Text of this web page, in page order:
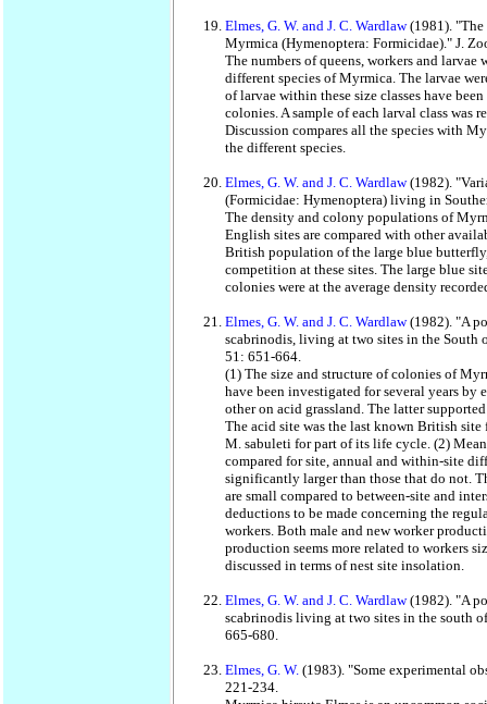
Elmes, G. W. and J. C. Wardlaw(1981).
Myrmica (Hymenoptera: Formicidae)." J.
The numbers of queens, workers and
different species of Myrmica. The larvae
of larvae within these size classes have
colonies. A sample of each larval class was
Discussion compares all the species with
the different species.
Elmes, G. W. and J. C. Wardlaw(1982).
(Formicidae: Hymenoptera) living in
The density and colony populations of
English sites are compared with other
British population of the large blue
competition at these sites. The large blue
colonies were at the average density
Elmes, G. W. and J. C. Wardlaw(1982). "A
scabrinodis, living at two sites in the South
51: 651-664.
(1) The size and structure of colonies of
have been investigated for several years by
other on acid grassland. The latter
The acid site was the last known British
M. sabuleti for part of its life cycle. (2)
compared for site, annual and within-site
significantly larger than those that do not.
are small compared to between-site and
deductions to be made concerning the
workers. Both male and new worker
production seems more related to workers
discussed in terms of nest site insolation.
Elmes, G. W. and J. C. Wardlaw(1982). "A
scabrinodis living at two sites in the south
665-680.
Elmes, G. W.(1983). "Some experimental
221-234.